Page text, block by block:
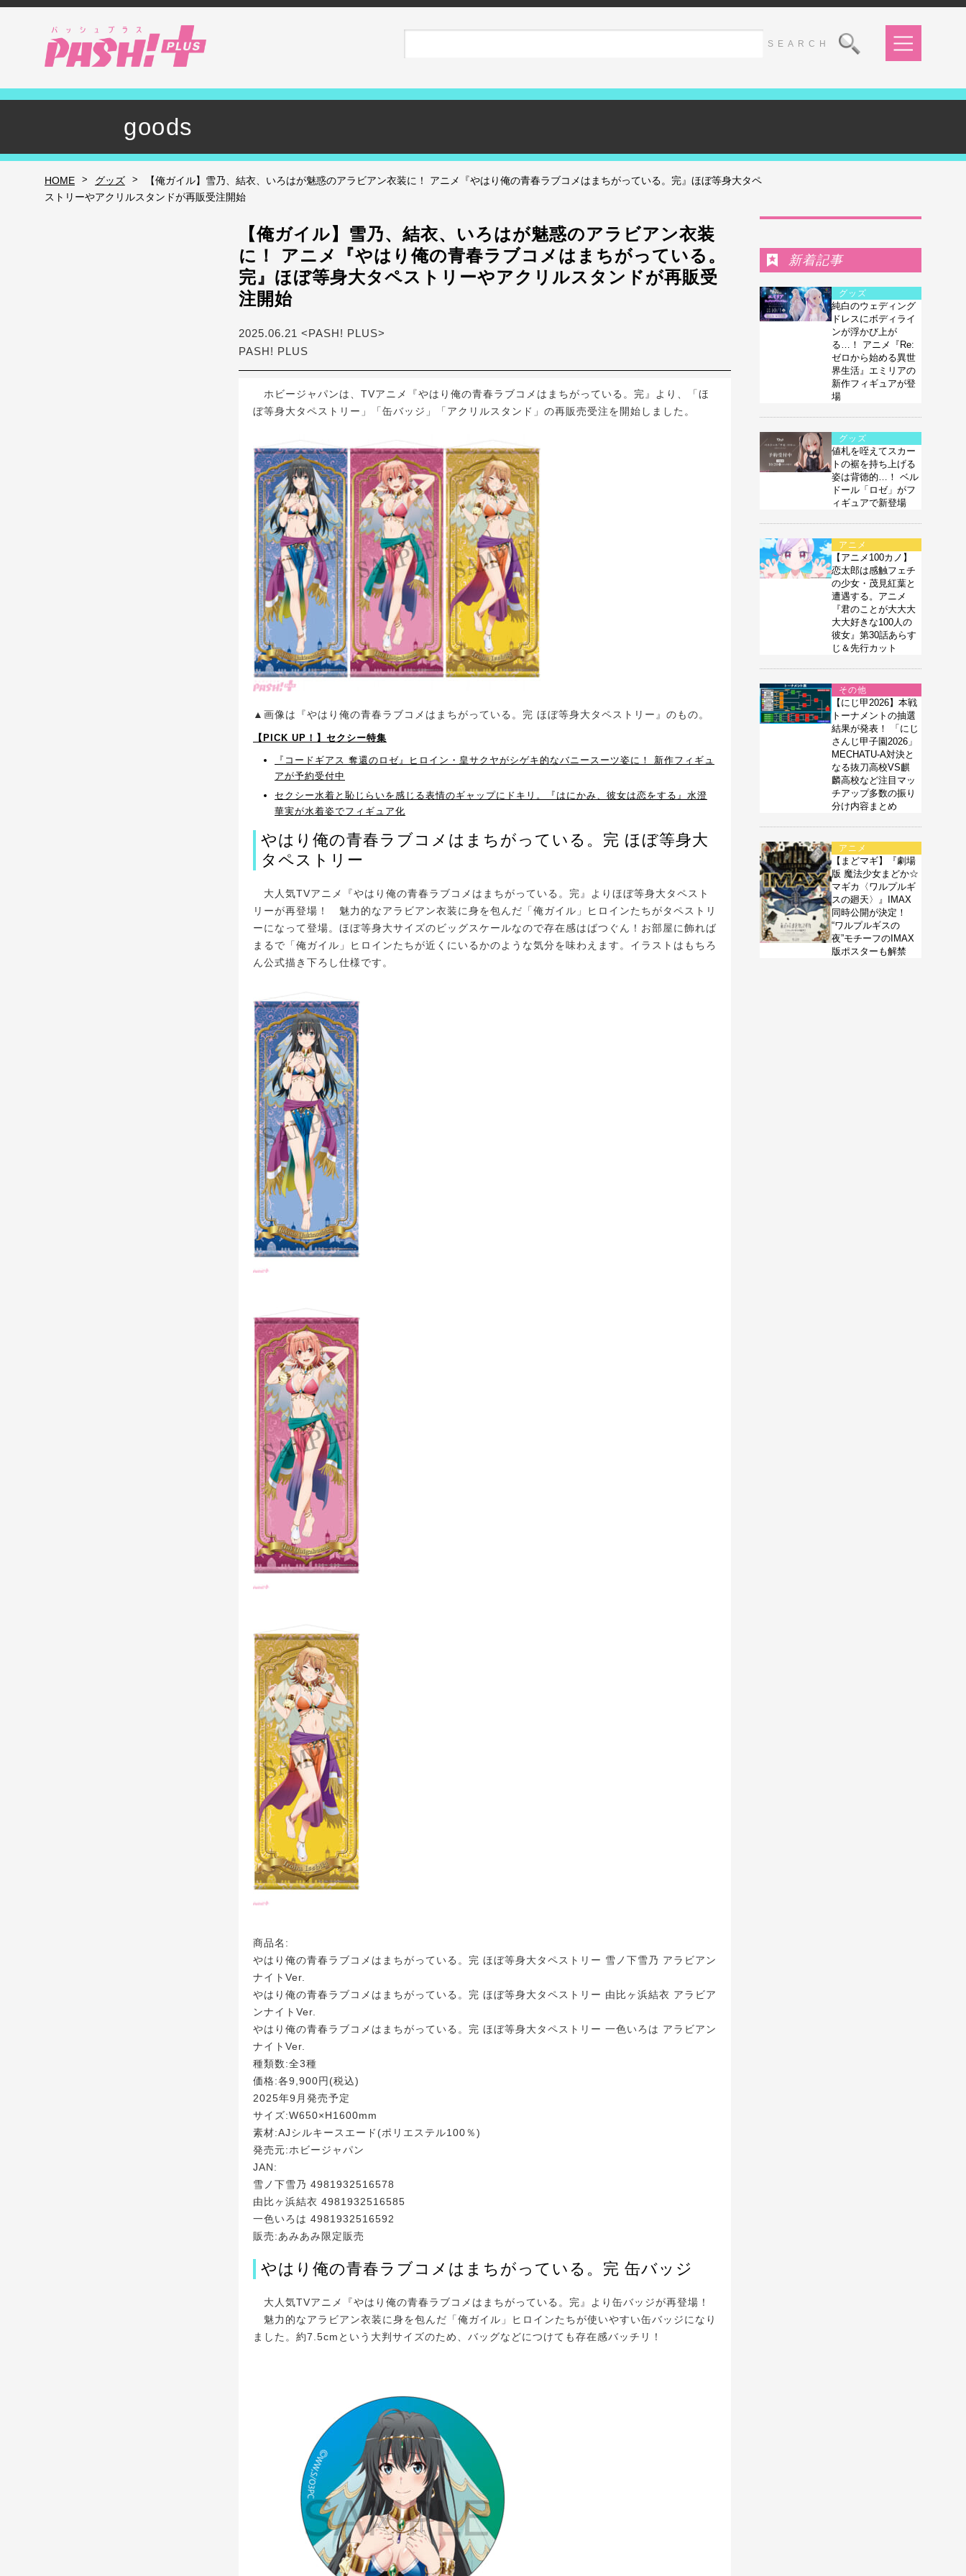
goods
HOME > グッズ >
【俺ガイル】雪乃、結衣、いろはが魅惑のアラビアン衣装に！ アニメ『やはり俺の青春ラブコメはまちがっている。完』ほぼ等身大タペ
ストリーやアクリルスタンドが再販受注開始
【俺ガイル】雪乃、結衣、いろはが魅惑のアラビアン衣装
に！ アニメ『やはり俺の青春ラブコメはまちがっている。
完』ほぼ等身大タペストリーやアクリルスタンドが再販受
注開始
2025.06.21 <PASH! PLUS>
PASH! PLUS
ホビージャパンは、TVアニメ『やはり俺の青春ラブコメはまちがっている。完』より、「ほ
ぼ等身大タペストリー」「缶バッジ」「アクリルスタンド」の再販売受注を開始しました。
▲画像は『やはり俺の青春ラブコメはまちがっている。完 ほぼ等身大タペストリー』のもの。
【PICK UP！】セクシー特集
『コードギアス 奪還のロゼ』ヒロイン・皇サクヤがシゲキ的なバニースーツ姿に！ 新作フィギュ
アが予約受付中
セクシー水着と恥じらいを感じる表情のギャップにドキリ。『はにかみ、彼女は恋をする』水澄
華実が水着姿でフィギュア化
やはり俺の青春ラブコメはまちがっている。完 ほぼ等身大
タペストリー
大人気TVアニメ『やはり俺の青春ラブコメはまちがっている。完』よりほぼ等身大タペスト
リーが再登場！ 魅力的なアラビアン衣装に身を包んだ「俺ガイル」ヒロインたちがタペストリ
ーになって登場。ほぼ等身大サイズのビッグスケールなので存在感はばつぐん！お部屋に飾れば
まるで「俺ガイル」ヒロインたちが近くにいるかのような気分を味わえます。イラストはもちろ
ん公式描き下ろし仕様です。
商品名:
やはり俺の青春ラブコメはまちがっている。完 ほぼ等身大タペストリー 雪ノ下雪乃 アラビアン
ナイトVer.
やはり俺の青春ラブコメはまちがっている。完 ほぼ等身大タペストリー 由比ヶ浜結衣 アラビア
ンナイトVer.
やはり俺の青春ラブコメはまちがっている。完 ほぼ等身大タペストリー 一色いろは アラビアン
ナイトVer.
種類数:全3種
価格:各9,900円(税込)
2025年9月発売予定
サイズ:W650×H1600mm
素材:AJシルキースエード(ポリエステル100％)
発売元:ホビージャパン
JAN:
雪ノ下雪乃 4981932516578
由比ヶ浜結衣 4981932516585
一色いろは 4981932516592
販売:あみあみ限定販売
やはり俺の青春ラブコメはまちがっている。完 缶バッジ
大人気TVアニメ『やはり俺の青春ラブコメはまちがっている。完』より缶バッジが再登場！
魅力的なアラビアン衣装に身を包んだ「俺ガイル」ヒロインたちが使いやすい缶バッジになり
ました。約7.5cmという大判サイズのため、バッグなどにつけても存在感バッチリ！
新着記事
グッズ
純白のウェディング
ドレスにボディライ
ンが浮かび上が
る…！ アニメ『Re:
ゼロから始める異世
界生活』エミリアの
新作フィギュアが登
場
グッズ
値札を咥えてスカー
トの裾を持ち上げる
姿は背徳的…！ ベル
ドール「ロゼ」がフ
ィギュアで新登場
アニメ
【アニメ100カノ】
恋太郎は感触フェチ
の少女・茂見紅葉と
遭遇する。アニメ
『君のことが大大大
大大好きな100人の
彼女』第30話あらす
じ＆先行カット
その他
【にじ甲2026】本戦
トーナメントの抽選
結果が発表！ 「にじ
さんじ甲子園2026」
MECHATU-A対決と
なる抜刀高校VS麒
麟高校など注目マッ
チアップ多数の振り
分け内容まとめ
アニメ
【まどマギ】『劇場
版 魔法少女まどか☆
マギカ〈ワルプルギ
スの廻天〉』IMAX
同時公開が決定！
“ワルプルギスの
夜”モチーフのIMAX
版ポスターも解禁